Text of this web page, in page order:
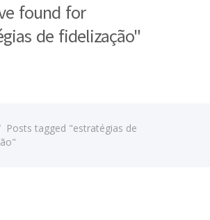
found for
de fidelização"
Posts tagged "estratégias de